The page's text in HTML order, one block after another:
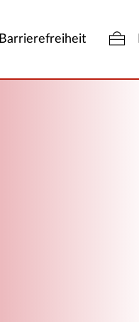
Barrierefreiheit